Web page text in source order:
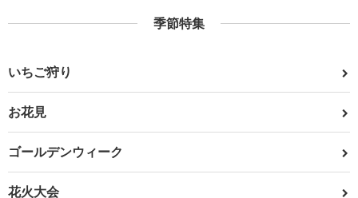
季節特集
いちご狩り
お花見
ゴールデンウィーク
花火大会